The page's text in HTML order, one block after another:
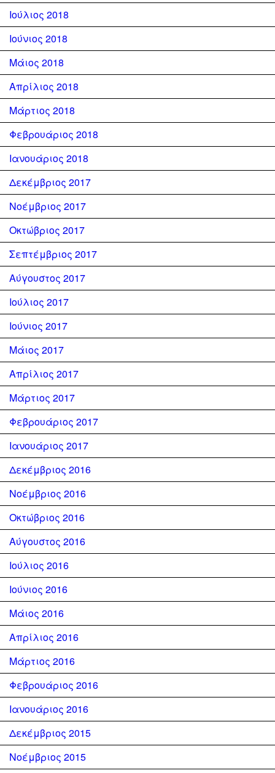
Ιούλιος 2018
Ιούνιος 2018
Μάιος 2018
Απρίλιος 2018
Μάρτιος 2018
Φεβρουάριος 2018
Ιανουάριος 2018
Δεκέμβριος 2017
Νοέμβριος 2017
Οκτώβριος 2017
Σεπτέμβριος 2017
Αύγουστος 2017
Ιούλιος 2017
Ιούνιος 2017
Μάιος 2017
Απρίλιος 2017
Μάρτιος 2017
Φεβρουάριος 2017
Ιανουάριος 2017
Δεκέμβριος 2016
Νοέμβριος 2016
Οκτώβριος 2016
Αύγουστος 2016
Ιούλιος 2016
Ιούνιος 2016
Μάιος 2016
Απρίλιος 2016
Μάρτιος 2016
Φεβρουάριος 2016
Ιανουάριος 2016
Δεκέμβριος 2015
Νοέμβριος 2015